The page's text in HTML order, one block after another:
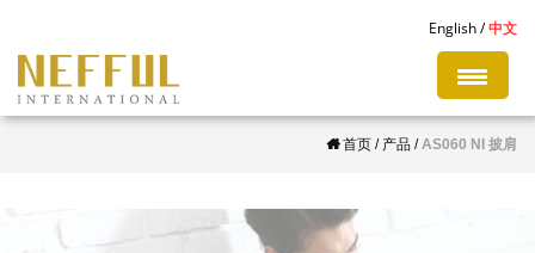
p
English 中文
首页 / 产品 /AS060 NI 披肩